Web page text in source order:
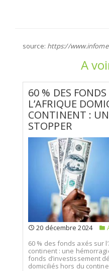
source: https://
A
60 % DES
L’AFRIQUE
CONTINENT :
STOPPER
20 décembre 2024
60 % des fonds axés sur
continent : une
fonds d’investissement
domiciliés hors du